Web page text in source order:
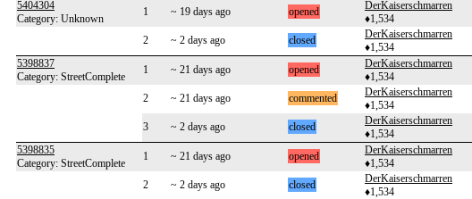
5404304
Category: Unknown
1 ~ 19 days ago opened
DerKaiserschmarren
♦1,534
2 ~ 2 days ago closed
DerKaiserschmarren
♦1,534
5398837
Category: StreetComplete
1 ~ 21 days ago opened
DerKaiserschmarren
♦1,534
2 ~ 21 days ago commented
DerKaiserschmarren
♦1,534
3 ~ 2 days ago closed
DerKaiserschmarren
♦1,534
5398835
Category: StreetComplete
1 ~ 21 days ago opened
DerKaiserschmarren
♦1,534
2 ~ 2 days ago closed
DerKaiserschmarren
♦1,534